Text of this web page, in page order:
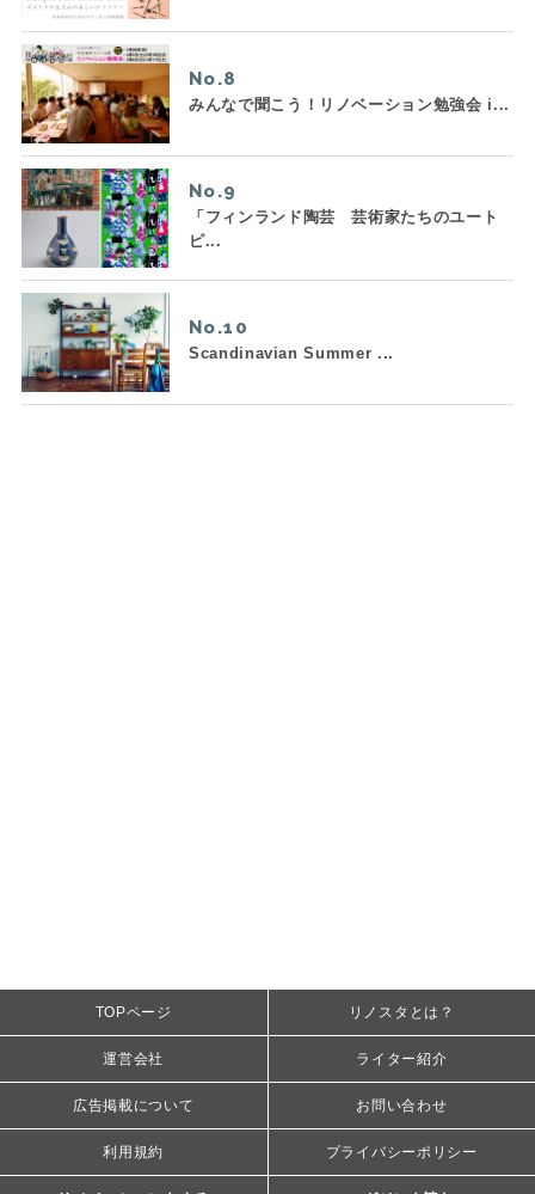
No.
みんなで聞こう！リノベーション勉強会 i...
No.
「フィンランド陶芸 芸術家たちのユート
ピ...
No.
Scandinavian Summer ...
TOPページ リノスタとは？
運営会社 ライター紹介
広告掲載について お問い合わせ
利用規約 プライバシーポリシー